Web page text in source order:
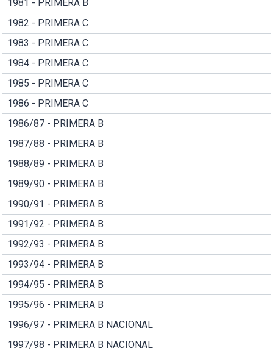
1981 - PRIMERA B
1982 - PRIMERA C
1983 - PRIMERA C
1984 - PRIMERA C
1985 - PRIMERA C
1986 - PRIMERA C
1986/87 - PRIMERA B
1987/88 - PRIMERA B
1988/89 - PRIMERA B
1989/90 - PRIMERA B
1990/91 - PRIMERA B
1991/92 - PRIMERA B
1992/93 - PRIMERA B
1993/94 - PRIMERA B
1994/95 - PRIMERA B
1995/96 - PRIMERA B
1996/97 - PRIMERA B NACIONAL
1997/98 - PRIMERA B NACIONAL